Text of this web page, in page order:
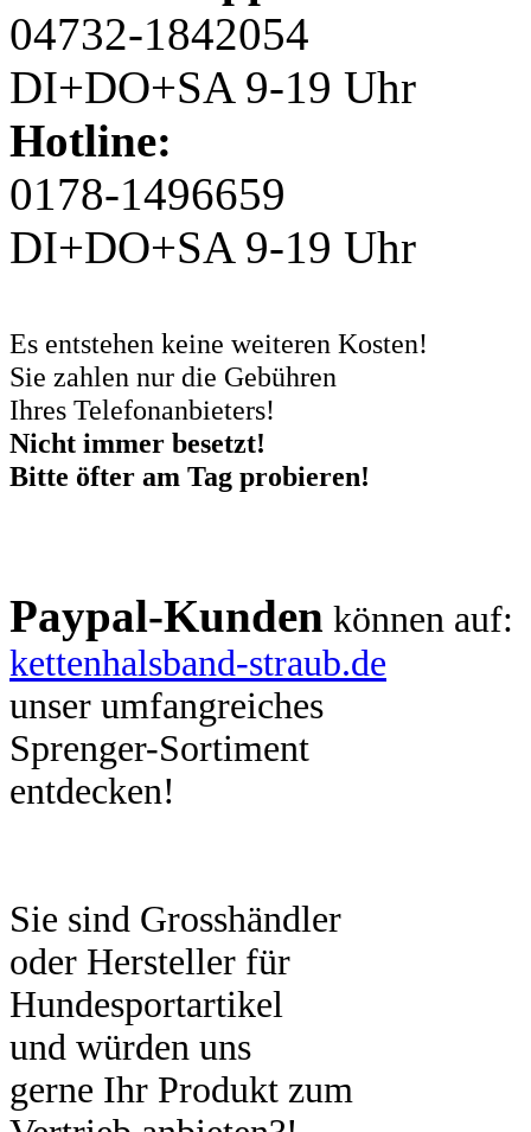
04732-1842054
DI+DO+SA 9-19 Uhr
Hotline:
0178-1496659
DI+DO+SA 9-19 Uhr
Es entstehen keine weiteren Kosten!
Sie zahlen nur die Gebühren
Ihres Telefonanbieters!
Nicht immer besetzt!
Bitte öfter am Tag probieren!
Paypal-Kunden können auf:
kettenhalsband-straub.de
unser umfangreiches
Sprenger-Sortiment
entdecken!
Sie sind Grosshändler
oder Hersteller für
Hundesportartikel
und würden uns
gerne Ihr Produkt zum